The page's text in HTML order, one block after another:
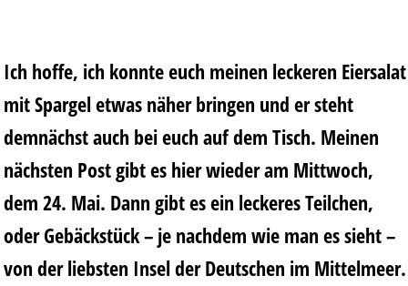
Ich hoffe, ich konnte euch meinen leckeren Eiersalat
mit Spargel etwas näher bringen und er steht
demnächst auch bei euch auf dem Tisch. Meinen
nächsten Post gibt es hier wieder am Mittwoch,
dem 24. Mai. Dann gibt es ein leckeres Teilchen,
oder Gebäckstück – je nachdem wie man es sieht –
von der liebsten Insel der Deutschen im Mittelmeer.